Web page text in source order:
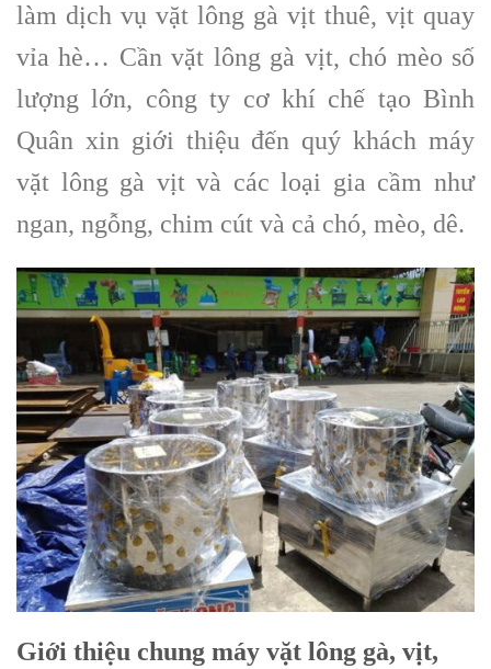
làm dịch vụ vặt lông gà vịt thuê, vịt quay
vỉa hè… Cần vặt lông gà vịt, chó mèo số
lượng lớn, công ty cơ khí chế tạo Bình
Quân xin giới thiệu đến quý khách máy
vặt lông gà vịt và các loại gia cầm như
ngan, ngỗng, chim cút và cả chó, mèo, dê.
Giới thiệu chung máy vặt lông gà, vịt,